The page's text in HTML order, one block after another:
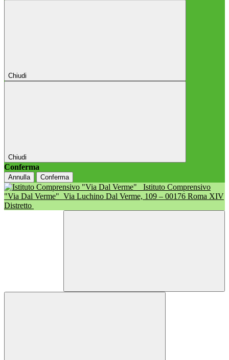
Chiudi
Chiudi
Conferma
Annulla Conferma
Istituto Comprensivo
"Via Dal Verme" Via Luchino Dal Verme, 109 – 00176 Roma XIV
Distretto